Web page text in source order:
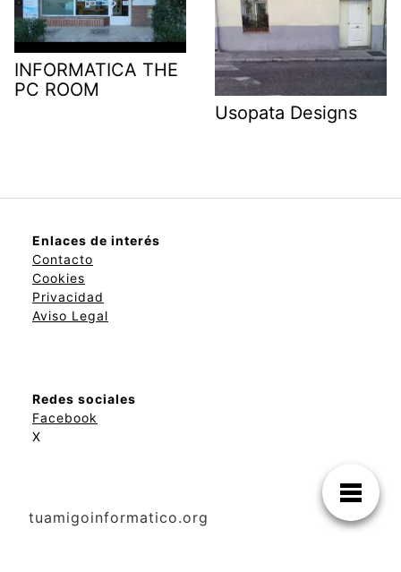
INFORMATICA THE
PC ROOM
Usopata Designs
Enlaces de interés
Contacto
Cookies
Privacidad
Aviso Legal
Redes sociales
Facebook
X
tuamigoinformatico.org